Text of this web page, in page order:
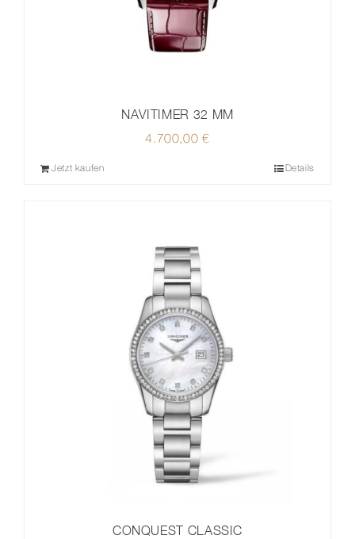
NAVITIMER 32 MM
4.700,00€
Jetzt kaufen Details
CONQUEST CLASSIC